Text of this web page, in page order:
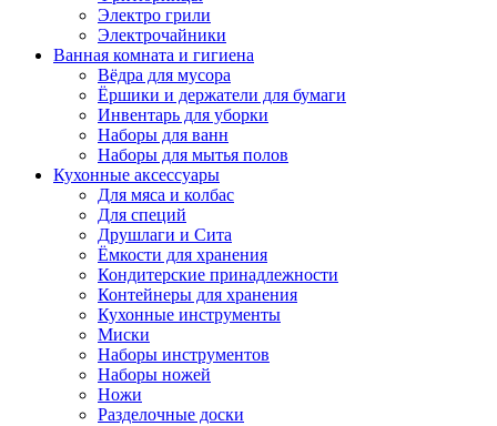
Электро грили
Электрочайники
Ванная комната и гигиена
Вёдра для мусора
Ёршики и держатели для бумаги
Инвентарь для уборки
Наборы для ванн
Наборы для мытья полов
Кухонные аксессуары
Для мяса и колбас
Для специй
Друшлаги и Сита
Ёмкости для хранения
Кондитерские принадлежности
Контейнеры для хранения
Кухонные инструменты
Миски
Наборы инструментов
Наборы ножей
Ножи
Разделочные доски